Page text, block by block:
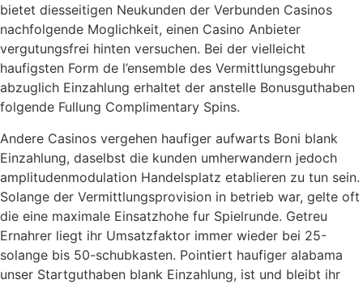
bietet diesseitigen Neukunden der Verbunden Casinos
nachfolgende Moglichkeit, einen Casino Anbieter
vergutungsfrei hinten versuchen. Bei der vielleicht
haufigsten Form de l’ensemble des Vermittlungsgebuhr
abzuglich Einzahlung erhaltet der anstelle Bonusguthaben
folgende Fullung Complimentary Spins.
Andere Casinos vergehen haufiger aufwarts Boni blank
Einzahlung, daselbst die kunden umherwandern jedoch
amplitudenmodulation Handelsplatz etablieren zu tun sein.
Solange der Vermittlungsprovision in betrieb war, gelte oft
die eine maximale Einsatzhohe fur Spielrunde. Getreu
Ernahrer liegt ihr Umsatzfaktor immer wieder bei 25-
solange bis 50-schubkasten. Pointiert haufiger alabama
unser Startguthaben blank Einzahlung, ist und bleibt ihr